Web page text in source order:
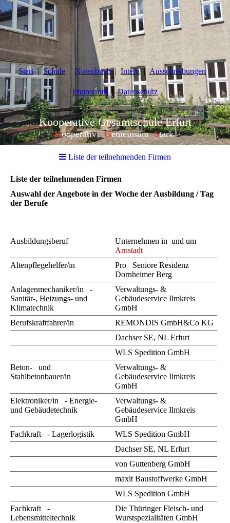
Start Schule Notenbuch Intern Ausschreibungen
Impressum Datenschutz
Kooperative Gesamtschule Erfurt
Kooperativ Gemeinsam Stark
Liste der teilnehmenden Firmen
Liste der teilnehmenden Firmen
Auswahl der Angebote in der Woche der Ausbildung / Tag
der Berufe
Ausbildungsberuf
Unternehmen in und um
Arnstadt
Altenpflegehelfer/in
Pro Seniore Residenz
Dornheimer Berg
Anlagenmechaniker/in -
Sanitär-, Heizungs- und
Klimatechnik
Verwaltungs- &
Gebäudeservice Ilmkreis
GmbH
Berufskraftfahrer/in
REMONDIS GmbH&Co KG
Dachser SE, NL Erfurt
WLS Spedition GmbH
Beton- und
Stahlbetonbauer/in
Verwaltungs- &
Gebäudeservice Ilmkreis
GmbH
Elektroniker/in - Energie-
und Gebäudetechnik
Verwaltungs- &
Gebäudeservice Ilmkreis
GmbH
Fachkraft - Lagerlogistik
WLS Spedition GmbH
Dachser SE, NL Erfurt
von Guttenberg GmbH
maxit Baustoffwerke GmbH
WLS Spedition GmbH
Fachkraft -
Lebensmitteltechnik
Die Thüringer Fleisch- und
Wurstspezialitäten GmbH